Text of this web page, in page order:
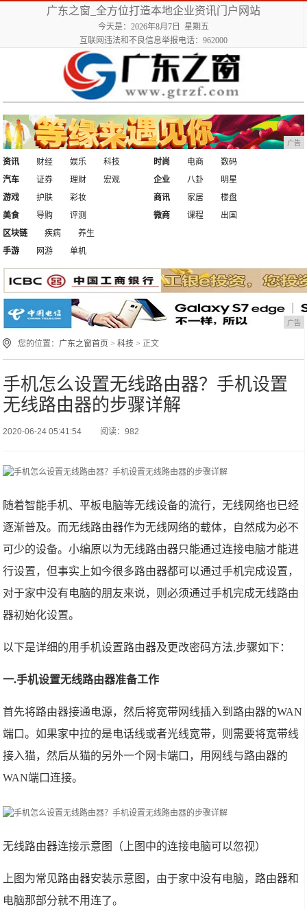
广东之窗_全方位打造本地企业资讯门户网站
今天是：2026年8月7日 星期五
互联网违法和不良信息举报电话：962000
广告
资讯 财经 娱乐
科技
汽车
证券 理财 宏观
时尚 电商
数码
企业
八卦
明星
游戏
护肤
彩妆
美食
导购 评测
商讯 家居
楼盘
微商
课程
出国
区块链
疾病
养生
手游
网游 单机
广告
您的位置： 广东之窗首页 >科技 > 正文
手机怎么设置无线路由器？手机设置
无线路由器的步骤详解
2020-06-24 05:41:54 阅读：982
随着智能手机、平板电脑等无线设备的流行，无线网络也已经
逐渐普及。而无线路由器作为无线网络的载体，自然成为必不
可少的设备。小编原以为无线路由器只能通过连接电脑才能进
行设置，但事实上如今很多路由器都可以通过手机完成设置，
对于家中没有电脑的朋友来说，则必须通过手机完成无线路由
器初始化设置。
以下是详细的用手机设置路由器及更改密码方法,步骤如下：
一.手机设置无线路由器准备工作
首先将路由器接通电源，然后将宽带网线插入到路由器的WAN
端口。如果家中拉的是电话线或者光线宽带，则需要将宽带线
接入猫，然后从猫的另外一个网卡端口，用网线与路由器的
WAN端口连接。
无线路由器连接示意图（上图中的连接电脑可以忽视）
上图为常见路由器安装示意图，由于家中没有电脑，路由器和
电脑那部分就不用连了。